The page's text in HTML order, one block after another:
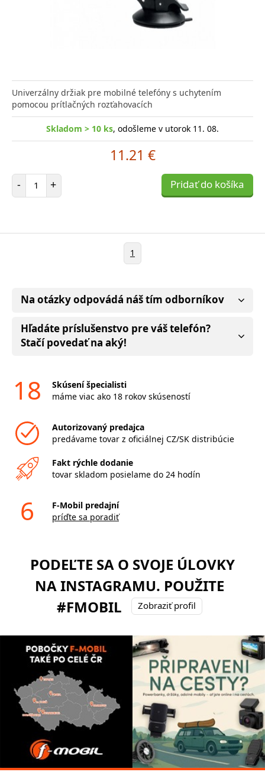
Univerzálny držiak pre mobilné telefóny s uchytením
pomocou prítlačných rozťahovacích
Skladom > 10 ks, odošleme v utorok 11. 08.
11.21 €
- Počet položiek
+ Pridať do košíka
1
Na otázky odpovádá náš tím odborníkov
Hľadáte príslušenstvo pre váš telefón?
Stačí povedať na aký!
18
Skúsení špecialisti
máme viac ako 18 rokov skúseností
Autorizovaný predajca
predávame tovar z oficiálnej CZ/SK distribúcie
Fakt rýchle dodanie
tovar skladom posielame do 24 hodín
6
F-Mobil predajní
príďte sa poradiť
PODEĽTE SA O SVOJE ÚLOVKY
NA INSTAGRAMU. POUŽITE
#FMOBIL
Zobraziť profil